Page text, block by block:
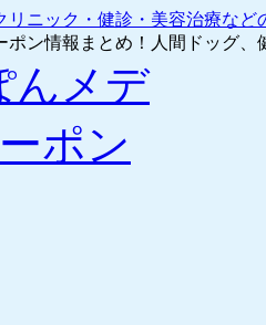
リニック・健診・美容治療な
ポン情報まとめ！人間ドッグ